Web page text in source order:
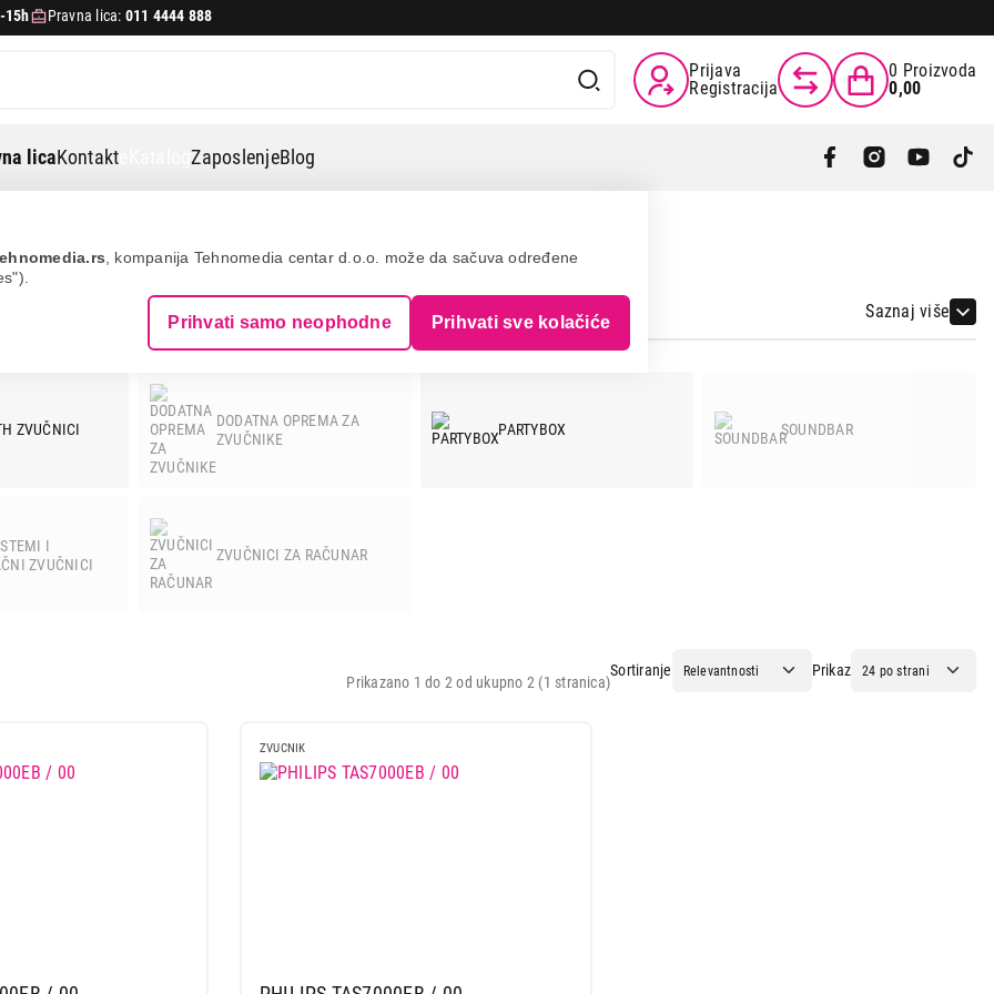
, kompanija Tehnomedia centar d.o.o. može da sačuva određene
Prihvati samo neophodne Prihvati sve kolačiće
15h Pravna lica: 011 4444 888
Prijava
Registracija
0 Proizvoda
0,00
licaKontakt eKatalogZaposlenjeBlog
- PHILIPS Saznaj više
ZVUČNICI
DODATNA OPREMA ZA
ZVUČNIKE
PARTYBOX SOUNDBAR
I
ZVUČNICI
ZVUČNICI ZA RAČUNAR
Sortiranje Prikaz
Prikazano 1 do 2 od ukupno 2 (1 stranica)
ZVUCNIK